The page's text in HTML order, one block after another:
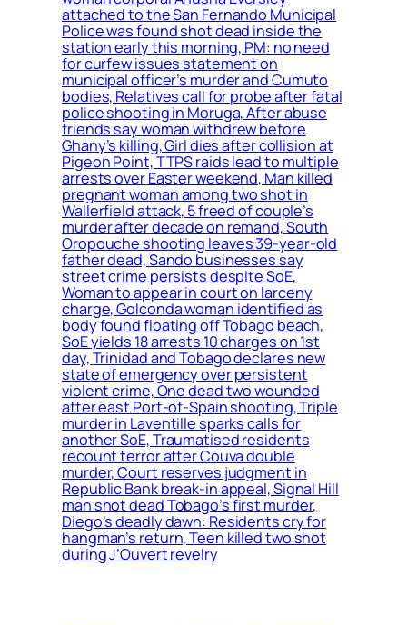
attached to the San Fernando Municipal
Police was found shot dead inside the
station early this morning, PM: no need
for curfew issues statement on
municipal officer’s murder and Cumuto
bodies, Relatives call for probe after fatal
police shooting in Moruga, After abuse
friends say woman withdrew before
Ghany’s killing, Girl dies after collision at
Pigeon Point, TTPS raids lead to multiple
arrests over Easter weekend, Man killed
pregnant woman among two shot in
Wallerfield attack, 5 freed of couple’s
murder after decade on remand, South
Oropouche shooting leaves 39-year-old
father dead, Sando businesses say
street crime persists despite SoE,
Woman to appear in court on larceny
charge, Golconda woman identified as
body found floating off Tobago beach,
SoE yields 18 arrests 10 charges on 1st
day, Trinidad and Tobago declares new
state of emergency over persistent
violent crime, One dead two wounded
after east Port-of-Spain shooting, Triple
murder in Laventille sparks calls for
another SoE, Traumatised residents
recount terror after Couva double
murder, Court reserves judgment in
Republic Bank break-in appeal, Signal Hill
man shot dead Tobago’s first murder,
Diego’s deadly dawn: Residents cry for
hangman’s return, Teen killed two shot
during J’Ouvert revelry